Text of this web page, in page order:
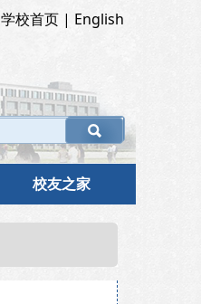
学校首页 | English
校友之家